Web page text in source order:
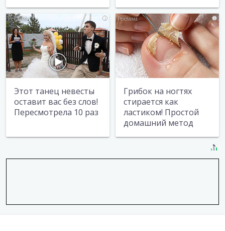
i
Этот танец невесты
оставит вас без слов!
Пересмотрела 10 раз
i
Грибок на ногтях
стирается как
ластиком! Простой
домашний метод